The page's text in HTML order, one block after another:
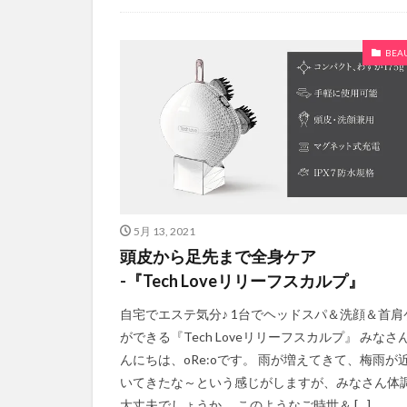
5月 13, 2021
頭皮から足先まで全身ケア
-『Tech Loveリリーフスカルプ』
自宅でエステ気分♪ 1台でヘッドスパ＆洗顔＆首肩
ができる『Tech Loveリリーフスカルプ』 みなさ
んにちは、oRe:oです。 雨が増えてきて、梅雨が
いてきたな～という感じがしますが、みなさん体